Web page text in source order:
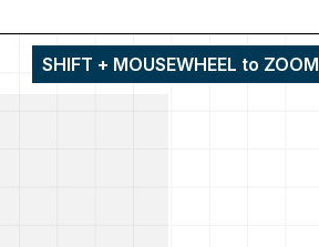
SHIFT + MOUSEWHEEL to ZOOM